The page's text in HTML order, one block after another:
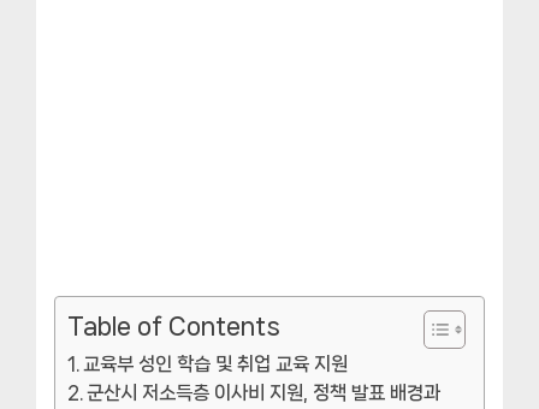
Table of Contents
교육부 성인 학습 및 취업 교육 지원
군산시 저소득층 이사비 지원, 정책 발표 배경과